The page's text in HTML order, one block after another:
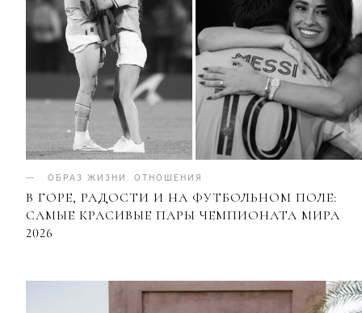
ОБРАЗ ЖИЗНИ . ОТНОШЕНИЯ
В ГОРЕ, РАДОСТИ И НА ФУТБОЛЬНОМ ПОЛЕ:
САМЫЕ КРАСИВЫЕ ПАРЫ ЧЕМПИОНАТА МИРА
2026